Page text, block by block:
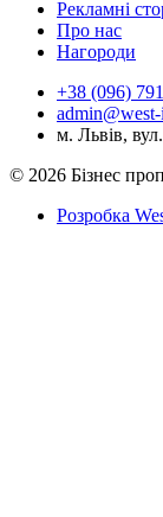
Рекламні
Про нас
Нагороди
+38 (096)
м. Львів,
© 2026 Бізнес
Розробка